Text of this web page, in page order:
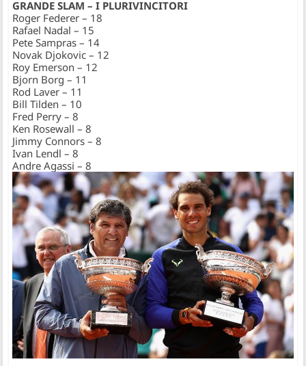
GRANDE SLAM – I PLURIVINCITORI
Roger Federer – 18
Rafael Nadal – 15
Pete Sampras – 14
Novak Djokovic – 12
Roy Emerson – 12
Bjorn Borg – 11
Rod Laver – 11
Bill Tilden – 10
Fred Perry – 8
Ken Rosewall – 8
Jimmy Connors – 8
Ivan Lendl – 8
Andre Agassi – 8